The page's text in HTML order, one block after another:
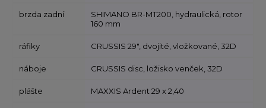
brzda zadní
SHIMANO BR-MT200, hydraulická, rotor
160 mm
ráfiky CRUSSIS 29", dvojité, vložkované, 32D
náboje CRUSSIS disc, ložisko venček, 32D
plášte MAXXIS Ardent 29 x 2,40